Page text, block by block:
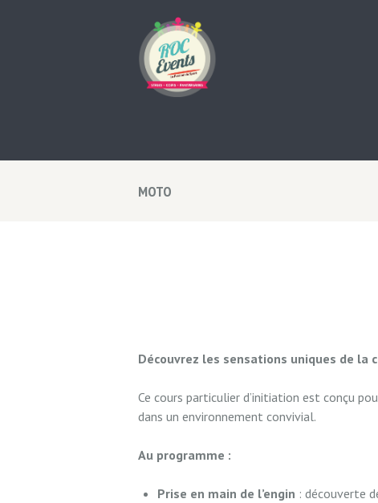
MOTO
Découvrez les sensations uniques de la
Ce cours particulier d’initiation est conçu
dans un environnement convivial.
Au programme :
Prise en main de l’engin : découverte